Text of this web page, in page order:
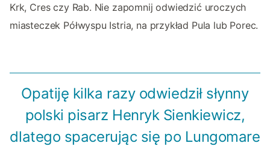
Krk, Cres czy Rab. Nie zapomnij odwiedzić uroczych
miasteczek Półwyspu Istria, na przykład Pula lub Porec.
Opatiję kilka razy odwiedził słynny
polski pisarz Henryk Sienkiewicz,
dlatego spacerując się po Lungomare